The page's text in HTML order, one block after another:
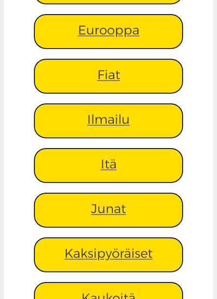
Eurooppa
Fiat
Ilmailu
Itä
Junat
Kaksipyöräiset